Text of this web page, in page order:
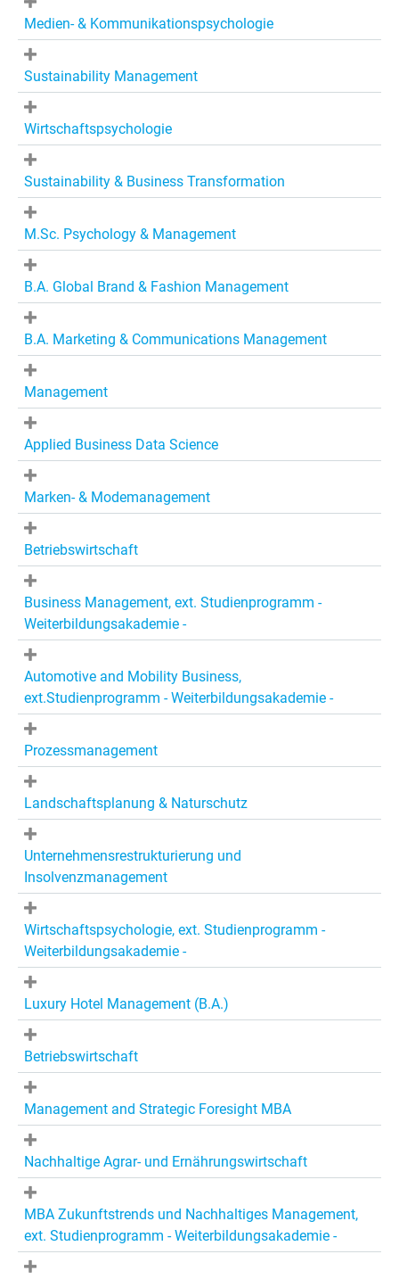
Medien- & Kommunikationspsychologie
Sustainability Management
Wirtschaftspsychologie
Sustainability & Business Transformation
M.Sc. Psychology & Management
B.A. Global Brand & Fashion Management
B.A. Marketing & Communications Management
Management
Applied Business Data Science
Marken- & Modemanagement
Betriebswirtschaft
Business Management, ext. Studienprogramm -
Weiterbildungsakademie -
Automotive and Mobility Business,
ext.Studienprogramm - Weiterbildungsakademie -
Prozessmanagement
Landschaftsplanung & Naturschutz
Unternehmensrestrukturierung und
Insolvenzmanagement
Wirtschaftspsychologie, ext. Studienprogramm -
Weiterbildungsakademie -
Luxury Hotel Management (B.A.)
Betriebswirtschaft
Management and Strategic Foresight MBA
Nachhaltige Agrar- und Ernährungswirtschaft
MBA Zukunftstrends und Nachhaltiges Management,
ext. Studienprogramm - Weiterbildungsakademie -